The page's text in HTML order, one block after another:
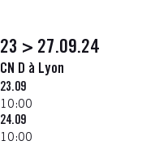
23 > 27.09.24
CN D à Lyon
23.09
10:00
24.09
10:00